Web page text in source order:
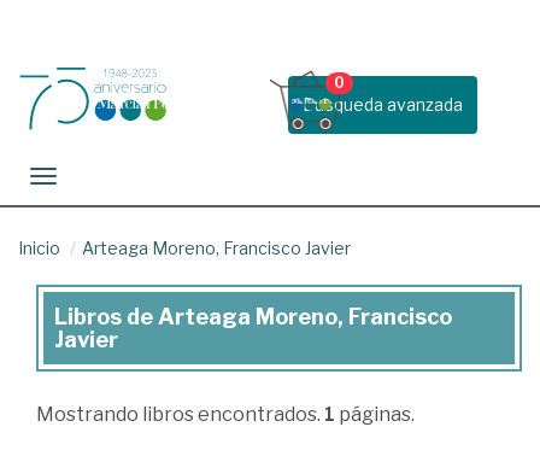
Busqueda avanzada
0
Toggle navigation
Inicio Arteaga Moreno, Francisco Javier
Libros
de
Arteaga
Libros de Arteaga Moreno, Francisco
Javier
Mostrando libros encontrados. 1 páginas.